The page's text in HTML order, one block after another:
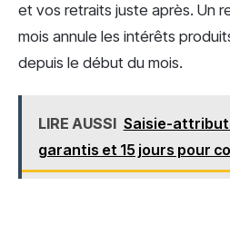
et vos retraits juste après. Un
mois annule les intérêts
depuis le début du mois.
LIRE AUSSI Saisie-
garantis et 15 jours pour